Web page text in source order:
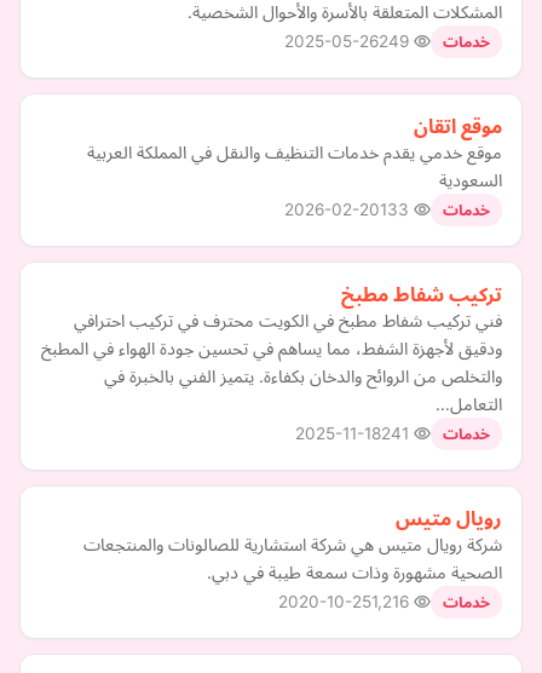
المشكلات المتعلقة بالأسرة والأحوال الشخصية.
خدمات 2025-05-26
موقع اتقان
موقع خدمي يقدم خدمات التنظيف والنقل في المملكة العربية
السعودية
خدمات 2026-02-20
تركيب شفاط مطبخ
فني تركيب شفاط مطبخ في الكويت محترف في تركيب احترافي
ودقيق لأجهزة الشفط، مما يساهم في تحسين جودة الهواء في المطبخ
والتخلص من الروائح والدخان بكفاءة. يتميز الفني بالخبرة في
التعامل…
خدمات 2025-11-18
رويال متيس
شركة رويال متيس هي شركة استشارية للصالونات والمنتجعات
الصحية مشهورة وذات سمعة طيبة في دبي.
خدمات 2020-10-25